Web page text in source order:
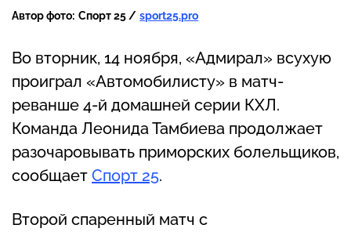
Автор фото: Спорт 25 / sport25.pro
Во вторник, 14 ноября, «Адмирал» всухую
проиграл «Автомобилисту» в матч-
реванше 4-й домашней серии КХЛ.
Команда Леонида Тамбиева продолжает
разочаровывать приморских болельщиков,
сообщает Спорт 25.
Второй спаренный матч с